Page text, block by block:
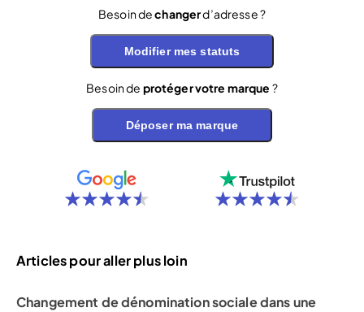
Besoin dechangerd’adresse ?
Modifier mes statuts
Besoin de protéger votre marque ?
Déposer ma marque
Articles pour aller plus loin
Changement de dénomination sociale dans une